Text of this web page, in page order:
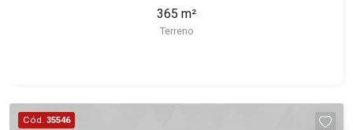
365 m²
Terreno
Cód. 35546